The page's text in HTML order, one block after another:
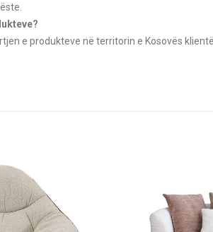
e produkteve në territorin e Kosovës